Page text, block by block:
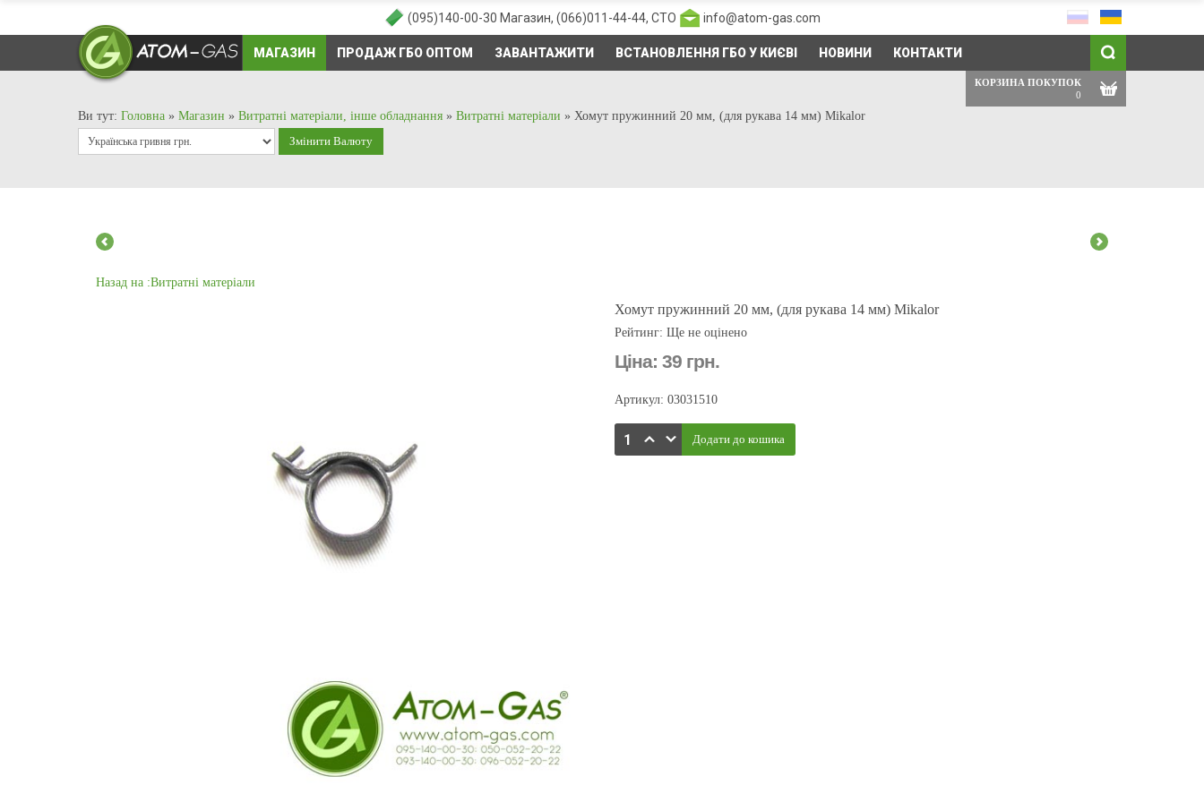
(095)140-00-30 Магазин, (066)011-44-44, СТО info@atom-gas.com
МАГАЗИН ПРОДАЖ ГБО ОПТОМ ЗАВАНТАЖИТИ ВСТАНОВЛЕННЯ ГБО У КИЄВІ НОВИНИ КОНТАКТИ
КОРЗИНА ПОКУПОК
0
Ви тут: Головна » Магазин » Витратні матеріали, інше обладнання » Витратні матеріали » Хомут пружинний 20 мм, (для рукава 14 мм) Mikalor
Назад на :Витратні матеріали
Хомут пружинний 20 мм, (для рукава 14 мм) Mikalor
Рейтинг: Ще не оцінено
Ціна:39 грн.
Артикул: 03031510